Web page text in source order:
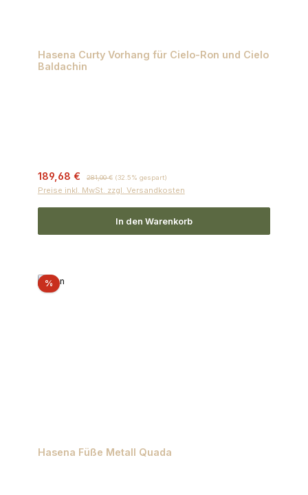
Hasena Curty Vorhang für Cielo-Ron und Cielo
Baldachin
Verkaufspreis:
189,68 € Regulärer Preis:
281,00 € (32.5% gespart)
Preise inkl. MwSt. zzgl. Versandkosten
In den Warenkorb
%Rabatt
Hasena Füße Metall Quada